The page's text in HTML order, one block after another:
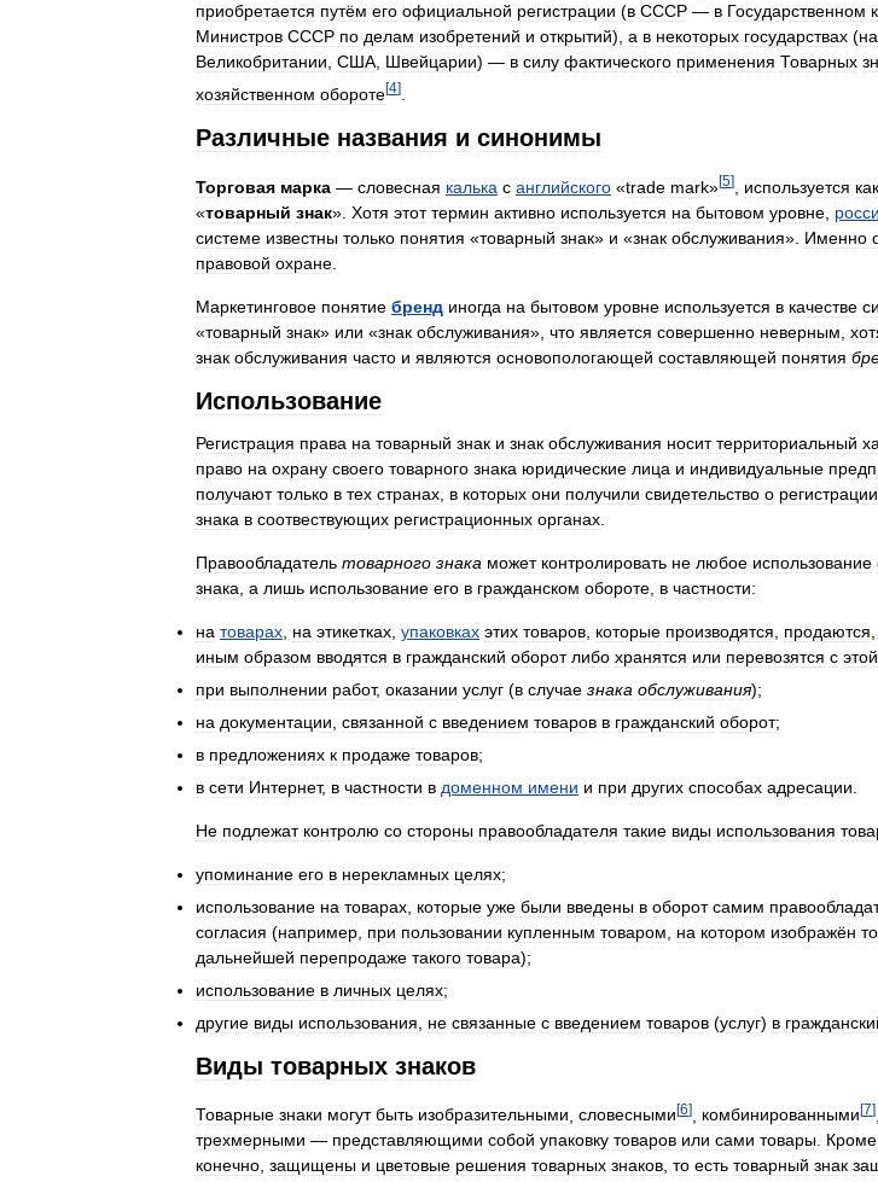
приобретается путём его официальной регистрации (в СССР — в Государственном
Министров СССР по делам изобретений и открытий), а в некоторых государствах (
Великобритании, США, Швейцарии) — в силу фактического применения Товарных
хозяйственном обороте[4]
Различные названия и синонимы
Торговая марка — словесная калька с английского «trade mark»[5] используется как
«товарный знак». Хотя этот термин активно используется на бытовом уровне
системе известны только понятия «товарный знак» и «знак обслуживания». Именно
правовой охране
Маркетинговое понятие бренд иногда на бытовом уровне используется в качестве
«товарный знак» или «знак обслуживания», что является совершенно неверным
знак обслуживания часто и являются основопологающей составляющей понятия
Использование
Регистрация права на товарный знак и знак обслуживания носит территориальный
право на охрану своего товарного знака юридические лица и индивидуальные
получают только в тех странах в которых они получили свидетельство о регистрации
знака в соотвествующих регистрационных органах
Правообладатель товарного знака может контролировать не любое использование
знака а лишь использование его в гражданском обороте в частности:
на товарах на этикетках упаковках этих товаров которые производятся продаются
иным образом вводятся в гражданский оборот либо хранятся или перевозятся с этой
при выполнении работ, оказании услуг (в случае знака обслуживания);
на документации связанной с введением товаров в гражданский оборот;
в предложениях к продаже товаров;
в сети Интернет, в частности в доменном имени и при других способах адресации
Не подлежат контролю со стороны правообладателя такие виды использования
упоминание его в нерекламных целях;
использование на товарах которые уже были введены в оборот самим
согласия (например при пользовании купленным товаром на котором изображён
дальнейшей перепродаже такого товара);
использование в личных целях;
другие виды использования не связанные с введением товаров (услуг) в
Виды товарных знаков
Товарные знаки могут быть изобразительными словесными[6] комбинированными[7]
трехмерными — представляющими собой упаковку товаров или сами товары. Кроме
конечно, защищены и цветовые решения товарных знаков, то есть товарный знак